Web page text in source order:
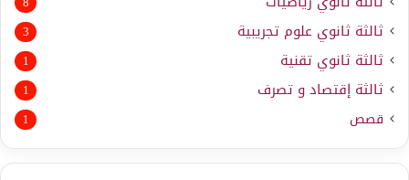
ثالثة ثانوي علوم تجريبية 3
ثالثة ثانوي تقنية 1
ثالثة إقتصاد و تصرف 1
قصص 1